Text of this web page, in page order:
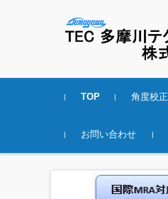
コンテンツに移動
TOP
角度校正
お問い合わせ